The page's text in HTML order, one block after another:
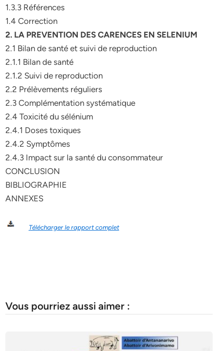
1.3.3 Références
1.4 Correction
2. LA PREVENTION DES CARENCES EN SELENIUM
2.1 Bilan de santé et suivi de reproduction
2.1.1 Bilan de santé
2.1.2 Suivi de reproduction
2.2 Prélèvements réguliers
2.3 Complémentation systématique
2.4 Toxicité du sélénium
2.4.1 Doses toxiques
2.4.2 Symptômes
2.4.3 Impact sur la santé du consommateur
CONCLUSION
BIBLIOGRAPHIE
ANNEXES
Télécharger le rapport complet
Vous pourriez aussi aimer :